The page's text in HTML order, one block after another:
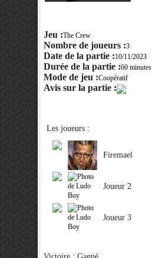
Jeu :The Crew
Nombre de joueurs :3
Date de la partie :10/11/2023
Durée de la partie :60 minutes
Mode de jeu :Coopératif
Avis sur la partie :
Les joueurs :
Firemael
Joueur 2
Joueur 3